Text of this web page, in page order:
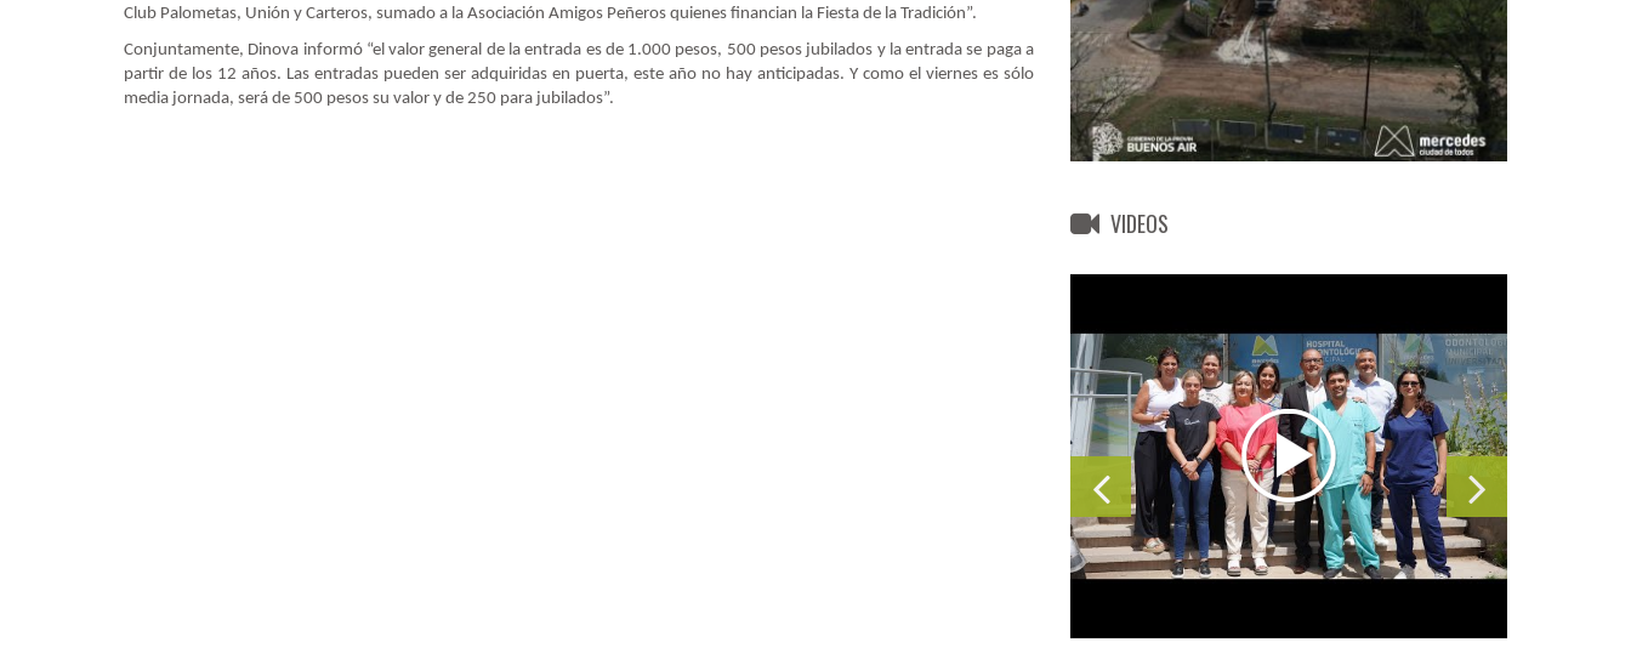
Club Palometas, Unión y Carteros, sumado a la Asociación Amigos Peñeros quienes financian la Fiesta de la Tradición”.
Conjuntamente, Dinova informó “el valor general de la entrada es de 1.000 pesos, 500 pesos jubilados y la entrada se paga a
partir de los 12 años. Las entradas pueden ser adquiridas en puerta, este año no hay anticipadas. Y como el viernes es sólo
media jornada, será de 500 pesos su valor y de 250 para jubilados”.
VIDEOS